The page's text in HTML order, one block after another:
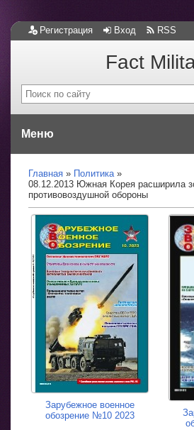
Регистрация Вход RSS
Fact
Меню
Главная
Политика
08.12.2013 Южная Корея расширила
противовоздушной обороны
Зарубежное военное
обозрение №10 2023